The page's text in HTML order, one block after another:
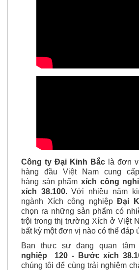
Công ty Đại Kinh Bắc là đơn
hàng đầu Việt Nam cung
hàng sản phẩm xích công
xích 38.100. Với nhiều năm
ngành Xích công nghiệp Đại
chọn ra những sản phẩm có
trội trong thị trường Xích ở Việt
bất kỳ một đơn vị nào có thể đáp
Bạn thực sự đang quan
nghiệp
120 - Bước xích
chúng tôi để cùng trải nghiệm